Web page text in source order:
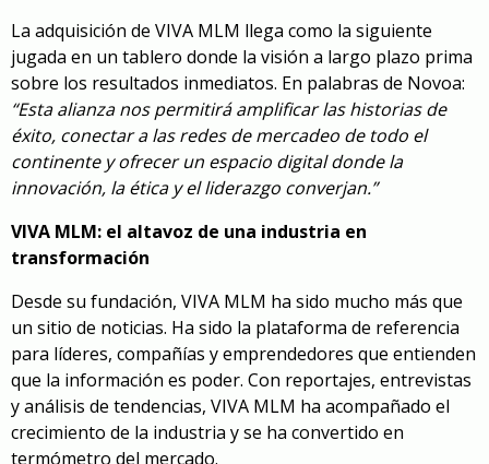
La adquisición de VIVA MLM llega como la siguiente
jugada en un tablero donde la visión a largo plazo prima
sobre los resultados inmediatos. En palabras de Novoa:
“Esta alianza nos permitirá amplificar las historias de
éxito, conectar a las redes de mercadeo de todo el
continente y ofrecer un espacio digital donde la
innovación, la ética y el liderazgo converjan.”
VIVA MLM: el altavoz de una industria en
transformación
Desde su fundación, VIVA MLM ha sido mucho más que
un sitio de noticias. Ha sido la plataforma de referencia
para líderes, compañías y emprendedores que entienden
que la información es poder. Con reportajes, entrevistas
y análisis de tendencias, VIVA MLM ha acompañado el
crecimiento de la industria y se ha convertido en
termómetro del mercado.